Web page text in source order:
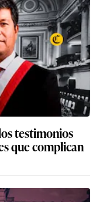
testimonios
que complican